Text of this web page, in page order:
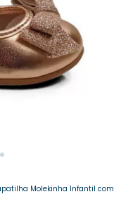
Molekinha Infantil com